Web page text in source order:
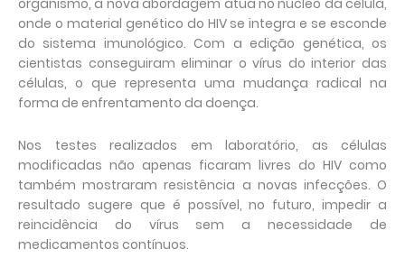
organismo, a nova abordagem atua no núcleo da célula,
onde o material genético do HIV se integra e se esconde
do sistema imunológico. Com a edição genética, os
cientistas conseguiram eliminar o vírus do interior das
células, o que representa uma mudança radical na
forma de enfrentamento da doença.
Nos testes realizados em laboratório, as células
modificadas não apenas ficaram livres do HIV como
também mostraram resistência a novas infecções. O
resultado sugere que é possível, no futuro, impedir a
reincidência do vírus sem a necessidade de
medicamentos contínuos.